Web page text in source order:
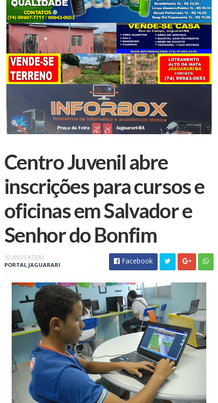
Centro Juvenil abre
inscrições para cursos e
oficinas em Salvador e
10 ANOS ATRÁS
PORTAL JAGUARARI
Facebook